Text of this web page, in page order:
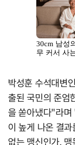
박성훈 수석대변
출된 국민의 준엄
을 쏟아냈다"라
이 높게 나온 결
없는 맹신인가,